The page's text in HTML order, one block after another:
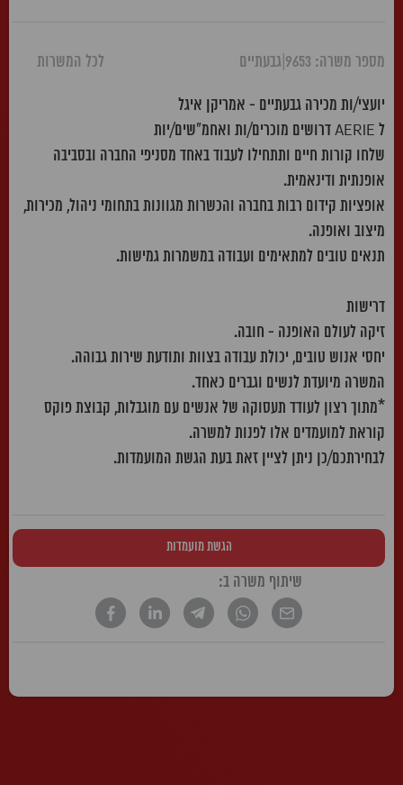
מספר משרה: 9653 גבעתיים לכל המשרות
יועצי/ות מכירה גבעתיים - אמריקן איגל
ל AERIE דרושים מוכרים/ות ואחמ"שים/יות
שלחו קורות חיים ותתחילו לעבוד באחד מסניפי החברה ובסביבה
אופנתית ודינאמית.
אופציות קידום רבות בחברה והכשרות מגוונות בתחומי ניהול, מכירות,
מיצוב ואופנה.
תנאים טובים למתאימים ועבודה במשמרות גמישות.
דרישות
זיקה לעולם האופנה - חובה.
יחסי אנוש טובים, יכולת עבודה בצוות ותודעת שירות גבוהה.
המשרה מיועדת לנשים וגברים כאחד.
*מתוך רצון לעודד תעסוקה של אנשים עם מוגבלות, קבוצת פוקס
קוראת למועמדים אלו לפנות למשרה.
לבחירתכם/כן ניתן לציין זאת בעת הגשת המועמדות.
הגשת מועמדות
שיתוף משרה ב: